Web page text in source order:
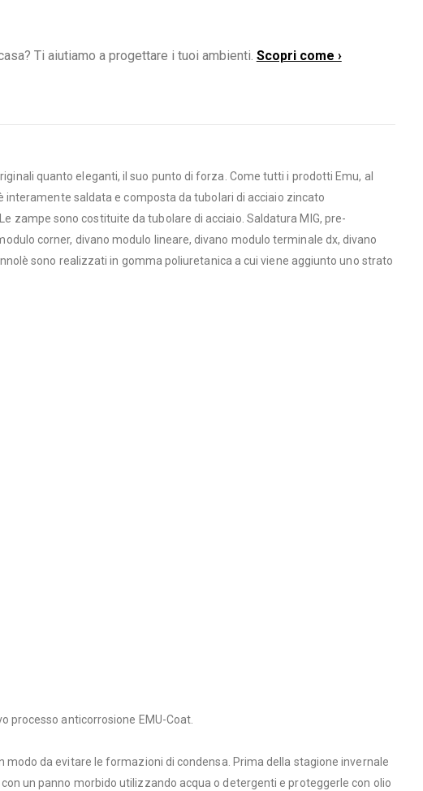
Ti aiutiamo a progettare i tuoi ambienti. Scopri come ›
quanto eleganti, il suo punto di forza. Come tutti i prodotti Emu, al
saldata e composta da tubolari di acciaio zincato
zampe sono costituite da tubolare di acciaio. Saldatura MIG, pre-
corner, divano modulo lineare, divano modulo terminale dx, divano
sono realizzati in gomma poliuretanica a cui viene aggiunto uno strato
processo anticorrosione EMU-Coat.
da evitare le formazioni di condensa. Prima della stagione invernale
un panno morbido utilizzando acqua o detergenti e proteggerle con olio